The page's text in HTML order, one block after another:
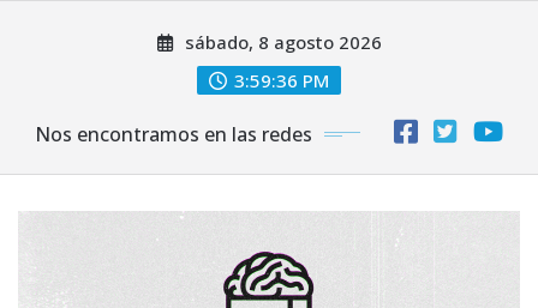
sábado, 8 agosto 2026
3:59:38 PM
Nos encontramos en las redes